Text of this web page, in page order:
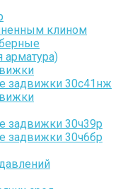
клином
арматура)
задвижки 30с41нж
задвижки 30ч39р
задвижки 30ч6бр